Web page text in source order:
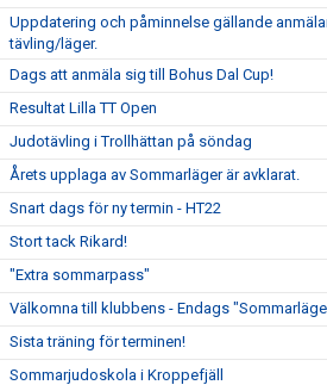
Uppdatering och påminnelse gällande
tävling/läger.
Dags att anmäla sig till Bohus Dal Cup!
Resultat Lilla TT Open
Judotävling i Trollhättan på söndag
Årets upplaga av Sommarläger är avklarat.
Snart dags för ny termin - HT22
Stort tack Rikard!
"Extra sommarpass"
Välkomna till klubbens - Endags
Sista träning för terminen!
Sommarjudoskola i Kroppefjäll